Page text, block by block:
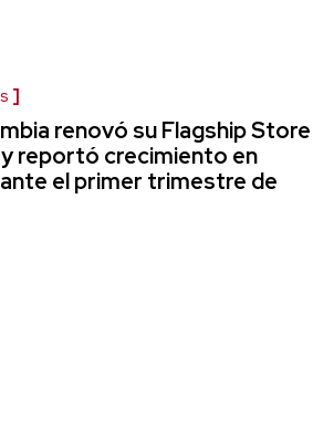
renovó su Flagship Store
reportó crecimiento en
el primer trimestre de